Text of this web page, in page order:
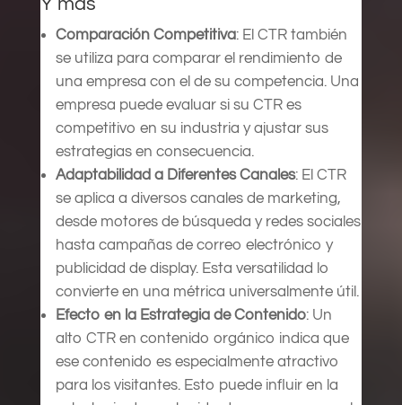
Comparación Competitiva: El CTR también
se utiliza para comparar el rendimiento de
una empresa con el de su competencia. Una
empresa puede evaluar si su CTR es
competitivo en su industria y ajustar sus
estrategias en consecuencia.
Adaptabilidad a Diferentes Canales: El CTR
se aplica a diversos canales de marketing,
desde motores de búsqueda y redes sociales
hasta campañas de correo electrónico y
publicidad de display. Esta versatilidad lo
convierte en una métrica universalmente útil.
Efecto en la Estrategia de Contenido: Un
alto CTR en contenido orgánico indica que
ese contenido es especialmente atractivo
para los visitantes. Esto puede influir en la